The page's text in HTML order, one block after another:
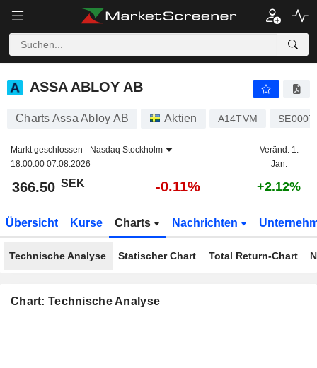
ASSA ABLOY AB -0.11%
ASSA ABLOY AB
Charts Assa Abloy AB Aktien A14TVM
Markt geschlossen - Nasdaq Stockholm
18:00:00 07.08.2026
Veränd. 1.
Jan.
366.50 SEK -0.11% +2.12%
Übersicht Kurse Charts Nachrichten
Technische Analyse Statischer Chart Total Return-Chart
Chart: Technische Analyse